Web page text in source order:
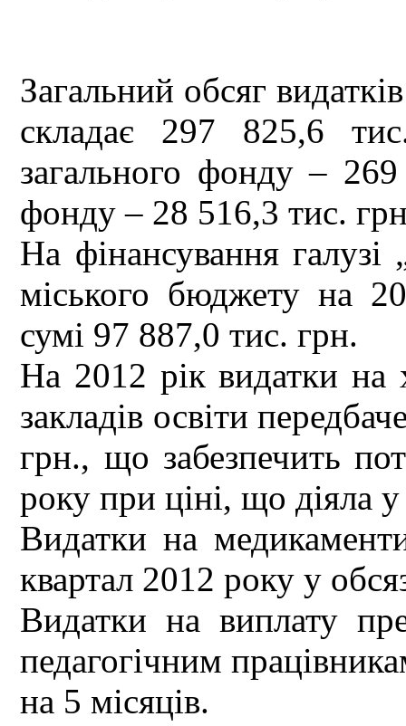
Загальний обсяг
складає 297 825,6
загального фонду –
фонду – 28 516,3 тис.
На фінансування
міського бюджету на
сумі 97 887,0 тис. грн.
На 2012 рік видатки на
закладів освіти
грн., що забезпечить
року при ціні, що діяла
Видатки на
квартал 2012 року у
Видатки на виплату
педагогічним
на 5 місяців.